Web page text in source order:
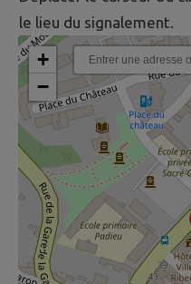
le lieu du signalement.
+
−